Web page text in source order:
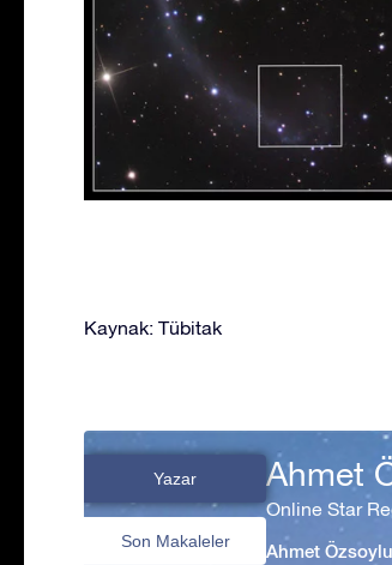
Kaynak: Tübitak
Yazar
Son Makaleler
Ahmet
Online Star
Ahmet